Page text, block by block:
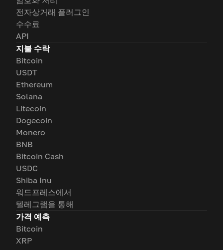
전자상거래 플러그인
수수료
API
지불 수락
Bitcoin
USDT
Ethereum
Solana
Litecoin
Dogecoin
Monero
BNB
Bitcoin Cash
USDC
Shiba Inu
워드프레스에서
텔레그램을 통해
가격 예측
Bitcoin
XRP